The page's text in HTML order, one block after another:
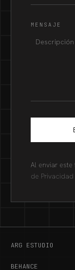
MENSAJE
Al enviar
de Privacidad
ARG ESTUDIO
BEHANCE